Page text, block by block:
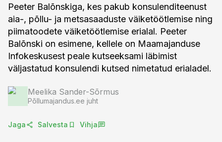
Peeter Balõnskiga, kes pakub konsulenditeenust
aia-, põllu- ja metsasaaduste väiketöötlemise ning
piimatoodete väiketöötlemise erialal. Peeter
Balõnski on esimene, kellele on Maamajanduse
Infokeskusest peale kutseeksami läbimist
väljastatud konsulendi kutsed nimetatud erialadel.
Meelika Sander-Sõrmus
Põllumajandus.ee juht
Jaga Salvesta Vihja